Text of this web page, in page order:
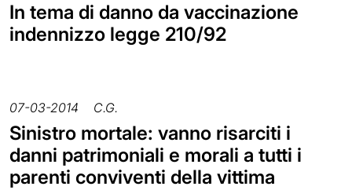
In tema di danno da vaccinazione
indennizzo legge 210/92
07-03-2014 C.G.
Sinistro mortale: vanno risarciti i
danni patrimoniali e morali a tutti i
parenti conviventi della vittima